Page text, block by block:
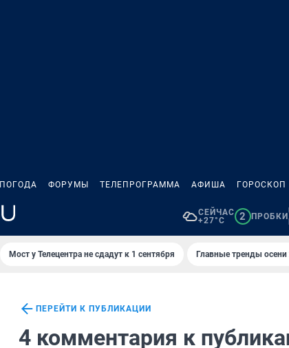
ПОГОДА ФОРУМЫ ТЕЛЕПРОГРАММА АФИША ГОРОСКОП
СЕЙЧАС
+27°C
2 ПРОБКИ
Мост у Телецентра не сдадут к 1 сентября Главные тренды осени
ПЕРЕЙТИ К ПУБЛИКАЦИИ
4 комментария к